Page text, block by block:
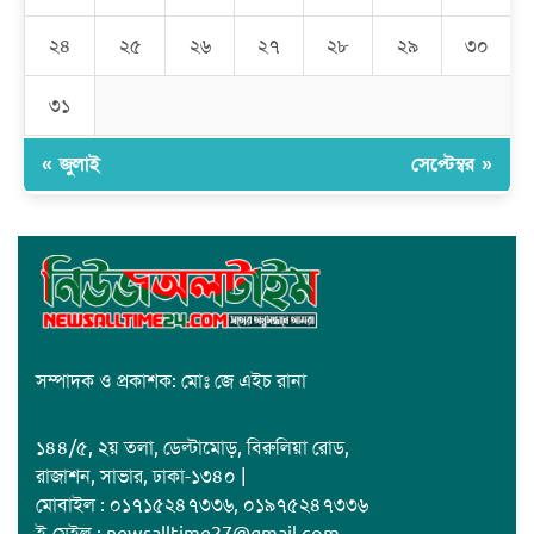
জাবাল-ই-নূর মডেল মাদ্রাসায় ১২তম বার্ষিক পুরস্কার বিতরণ ও বালিকা
২৪ ২৫ ২৬ ২৭ ২৮ ২৯ ৩০
৩১
« জুলাই সেপ্টেম্বর »
সম্পাদক ও প্রকাশক: মোঃ জে এইচ রানা
১৪৪/৫, ২য় তলা, ডেল্টামোড়, বিরুলিয়া রোড,
রাজাশন, সাভার, ঢাকা-১৩৪০ |
মোবাইল : ০১৭১৫২৪৭৩৩৬, ০১৯৭৫২৪৭৩৩৬